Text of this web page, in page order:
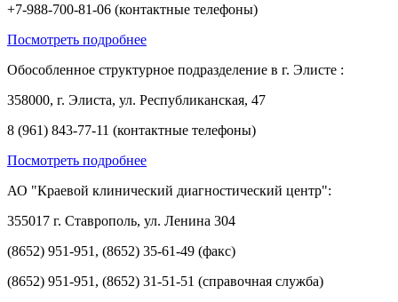
+7-988-700-81-06 (контактные телефоны)
Посмотреть подробнее
Обособленное структурное подразделение в г. Элисте :
358000, г. Элиста, ул. Республиканская, 47
8 (961) 843-77-11 (контактные телефоны)
Посмотреть подробнее
АО "Краевой клинический диагностический центр":
355017 г. Ставрополь, ул. Ленина 304
(8652) 951-951, (8652) 35-61-49 (факс)
(8652) 951-951, (8652) 31-51-51 (справочная служба)